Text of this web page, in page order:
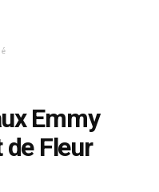
Emmy
Fleur